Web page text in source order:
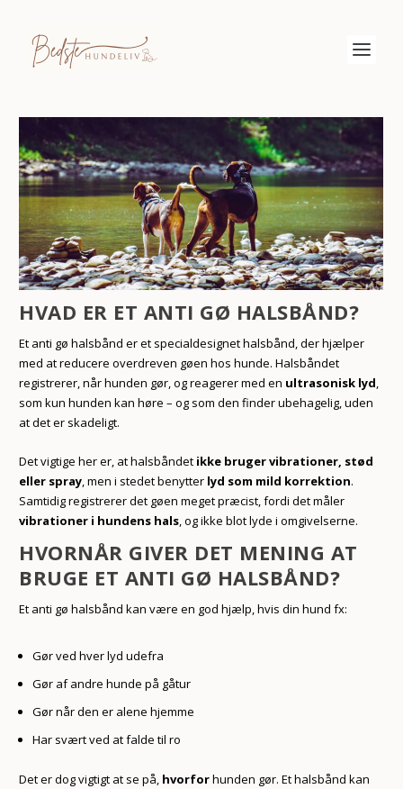
HVAD ER ET ANTI GØ HALSBÅND?
Et anti gø halsbånd er et specialdesignet halsbånd, der hjælper
med at reducere overdreven gøen hos hunde. Halsbåndet
registrerer, når hunden gør, og reagerer med en ultrasonisk lyd,
som kun hunden kan høre – og som den finder ubehagelig, uden
at det er skadeligt.
Det vigtige her er, at halsbåndet ikke bruger vibrationer, stød
eller spray, men i stedet benytter lyd som mild korrektion.
Samtidig registrerer det gøen meget præcist, fordi det måler
vibrationer i hundens hals, og ikke blot lyde i omgivelserne.
HVORNÅR GIVER DET MENING AT
BRUGE ET ANTI GØ HALSBÅND?
Et anti gø halsbånd kan være en god hjælp, hvis din hund fx:
Gør ved hver lyd udefra
Gør af andre hunde på gåtur
Gør når den er alene hjemme
Har svært ved at falde til ro
Det er dog vigtigt at se på, hvorforhunden gør. Et halsbånd kan